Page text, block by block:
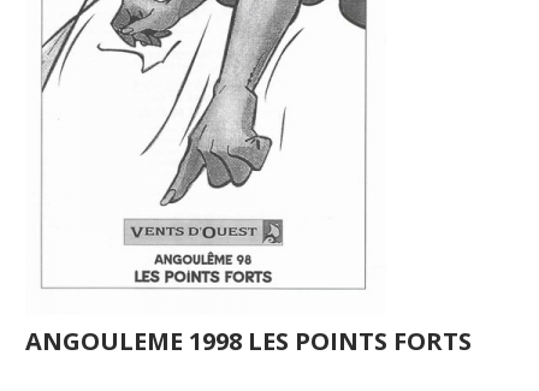
ANGOULEME 1998 LES POINTS FORTS